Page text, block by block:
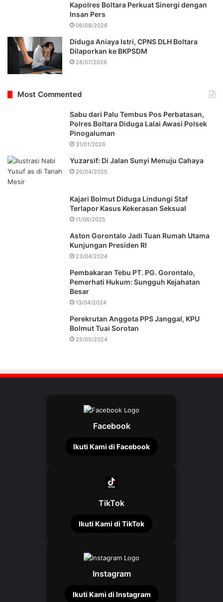
Kapolres Boltara Perkuat Sinergi dengan
Insan Pers
06/08/2026
Diduga Aniaya Istri, CPNS DLH Boltara
Dilaporkan ke BKPSDM
28/07/2026
Most Commented
Sabu dari Palu Tembus Pos Perbatasan,
Polres Boltara Diduga Lalai Awasi Polsek
Pinogaluman
31/01/2026
Yuzarsif: Di Jalan Sunyi Menuju Cahaya
20/04/2025
Kajari Bolmut Diduga Lindungi Staf
Terlapor Kasus Kekerasan Seksual
11/06/2025
Aston Gorontalo Jadi Tuan Rumah Utama
Kunjungan Presiden RI
23/04/2024
Pembakaran Tebu PT. PG. Gorontalo,
Pemerhati Hukum: Sungguh Kejahatan
Besar
13/04/2024
Perekrutan Anggota PPS Janggal, KPU
Bolmut Tuai Sorotan
25/05/2024
Facebook
Ikuti Kami di Facebook
TikTok
Ikuti Kami di TikTok
Instagram
Ikuti Kami di Instagram